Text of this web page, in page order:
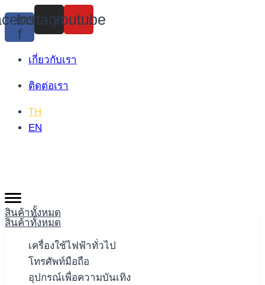
Skip
to
content
f
Instagram
Youtube
เกี่ยวกับเรา
ติดต่อเรา
TH
EN
สินค้าทั้งหมด
สินค้าทั้งหมด
เครื่องใช้ไฟฟ้าทั่วไป
โทรศัพท์มือถือ
อุปกรณ์เพื่อความบันเทิง